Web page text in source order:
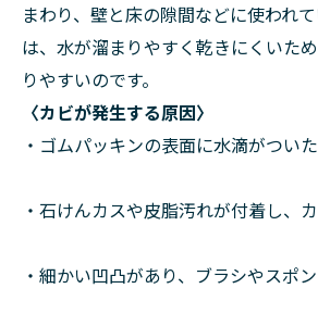
まわり、壁と床の隙間などに使われ
は、水が溜まりやすく乾きにくいた
りやすいのです。
〈カビが発生する原因〉
・ゴムパッキンの表面に水滴がつい
・石けんカスや皮脂汚れが付着し、
・細かい凹凸があり、ブラシやスポ